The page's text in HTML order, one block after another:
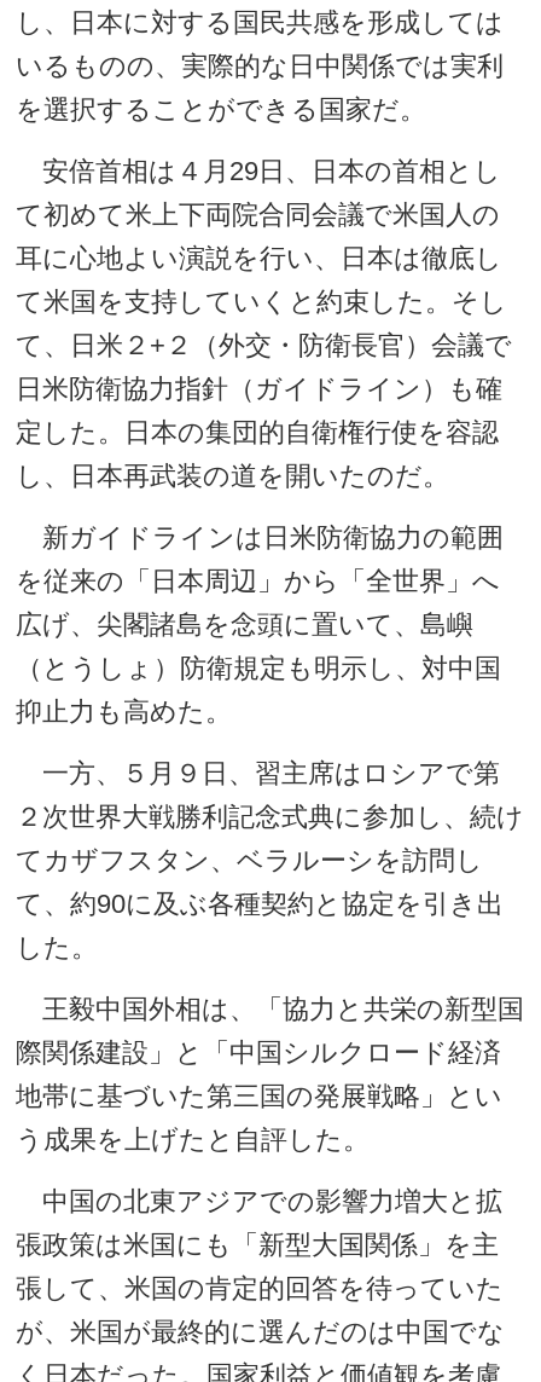
し、日本に対する国民共感を形成しては
いるものの、実際的な日中関係では実利
を選択することができる国家だ。
安倍首相は４月29日、日本の首相とし
て初めて米上下両院合同会議で米国人の
耳に心地よい演説を行い、日本は徹底し
て米国を支持していくと約束した。そし
て、日米２+２（外交・防衛長官）会議で
日米防衛協力指針（ガイドライン）も確
定した。日本の集団的自衛権行使を容認
し、日本再武装の道を開いたのだ。
新ガイドラインは日米防衛協力の範囲
を従来の「日本周辺」から「全世界」へ
広げ、尖閣諸島を念頭に置いて、島嶼
（とうしょ）防衛規定も明示し、対中国
抑止力も高めた。
一方、５月９日、習主席はロシアで第
２次世界大戦勝利記念式典に参加し、続け
てカザフスタン、ベラルーシを訪問し
て、約90に及ぶ各種契約と協定を引き出
した。
王毅中国外相は、「協力と共栄の新型国
際関係建設」と「中国シルクロード経済
地帯に基づいた第三国の発展戦略」とい
う成果を上げたと自評した。
中国の北東アジアでの影響力増大と拡
張政策は米国にも「新型大国関係」を主
張して、米国の肯定的回答を待っていた
が、米国が最終的に選んだのは中国でな
く日本だった。国家利益と価値観を考慮